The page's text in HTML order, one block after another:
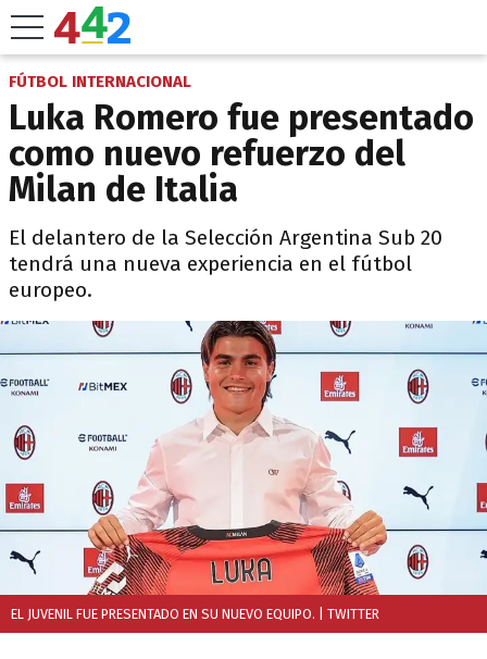
FÚTBOL INTERNACIONAL
Luka Romero fue presentado
como nuevo refuerzo del
Milan de Italia
El delantero de la Selección Argentina Sub 20
tendrá una nueva experiencia en el fútbol
europeo.
EL JUVENIL FUE PRESENTADO EN SU NUEVO EQUIPO. | TWITTER